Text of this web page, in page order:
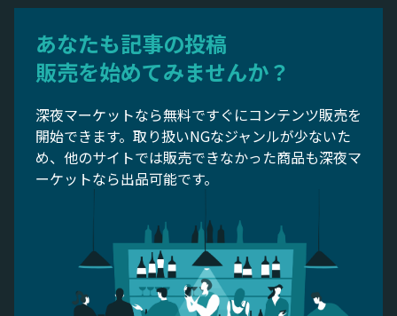
あなたも記事の投稿
販売を始めてみませんか？
深夜マーケットなら無料ですぐにコンテンツ販売を
開始できます。取り扱いNGなジャンルが少ないた
め、他のサイトでは販売できなかった商品も深夜マ
ーケットなら出品可能です。